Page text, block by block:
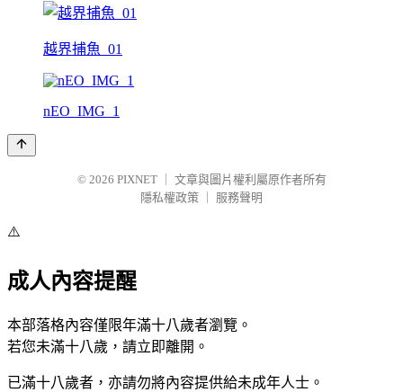
越界捕魚_01
nEO_IMG_1
© 2026 PIXNET
文章與圖片權利屬原作者所有
隱私權政策
服務聲明
⚠️
成人內容提醒
本部落格內容僅限年滿十八歲者瀏覽。
若您未滿十八歲，請立即離開。
已滿十八歲者，亦請勿將內容提供給未成年人士。